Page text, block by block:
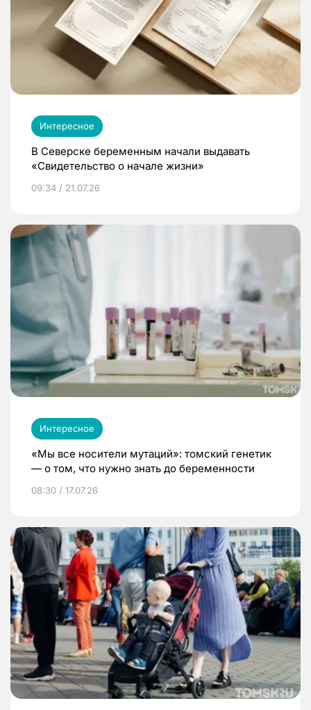
Интересное
В Северске беременным начали выдавать
«Свидетельство о начале жизни»
09:34 / 21.07.26
Интересное
«Мы все носители мутаций»: томский генетик
— о том, что нужно знать до беременности
08:30 / 17.07.26